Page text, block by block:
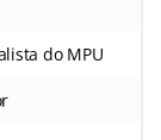
do MPU